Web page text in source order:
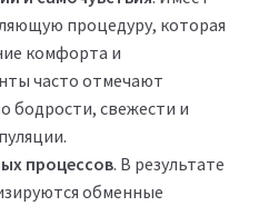
процедуру, которая
комфорта и
часто отмечают
бодрости, свежести и
процессов. В результате
обменные